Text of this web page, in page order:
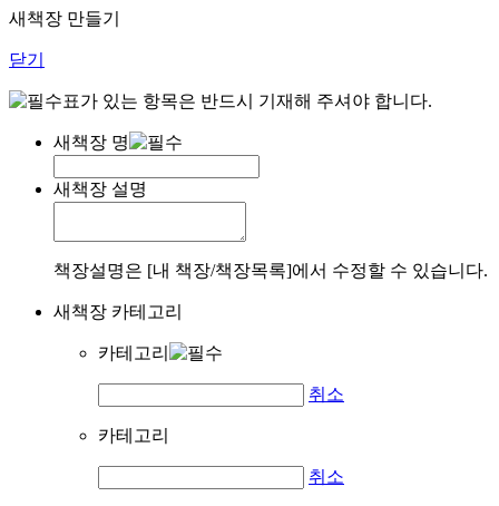
새책장 만들기
닫기
표가 있는 항목은 반드시 기재해 주셔야 합니다.
새책장 명
새책장 설명
책장설명은 [내 책장/책장목록]에서 수정할 수 있습니다.
새책장 카테고리
카테고리
취소
카테고리
취소